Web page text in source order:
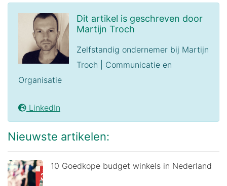
Dit artikel is geschreven door
Martijn Troch
Zelfstandig ondernemer bij Martijn
Troch | Communicatie en
Organisatie
LinkedIn
Nieuwste artikelen:
10 Goedkope budget winkels in Nederland